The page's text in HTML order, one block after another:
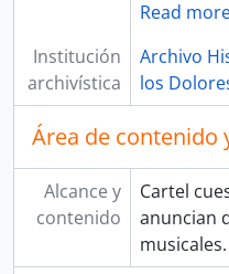
Read
Institución
archivística
Archivo
los
Área de contenido
Alcance y
contenido
Cartel
anuncian
musicales.